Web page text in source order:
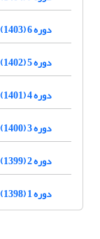
دوره 6 (1403)
دوره 5 (1402)
دوره 4 (1401)
دوره 3 (1400)
دوره 2 (1399)
دوره 1 (1398)